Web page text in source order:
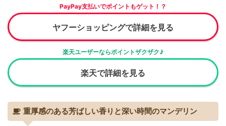
ゲイシャブレンド
オールドブレンド
3,700円 Amazon
ブレンドシンフォニー
3,700円
3,999円
PayPay支払いでポイントもゲット！？
ヤフーショッピングで詳細を見る
楽天ユーザーならポイントザクザク♪
楽天で詳細を見る
重厚感のある芳ばしい香りと深い時間のマンデリン